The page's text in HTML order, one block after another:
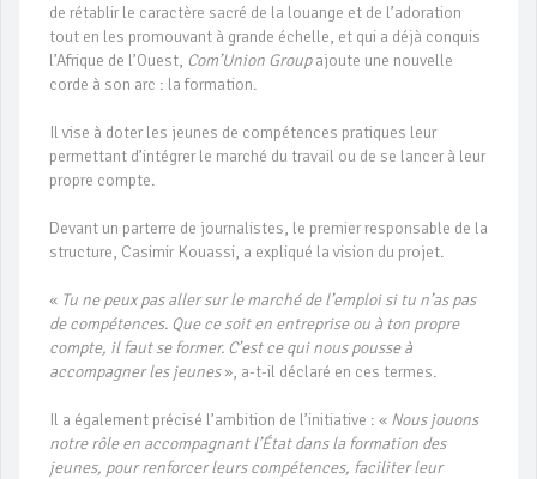
de rétablir le caractère sacré de la louange et de l’adoration
tout en les promouvant à grande échelle, et qui a déjà conquis
l’Afrique de l’Ouest, Com’Union Groupajoute une nouvelle
corde à son arc : la formation.
Il vise à doter les jeunes de compétences pratiques leur
permettant d’intégrer le marché du travail ou de se lancer à leur
propre compte.
Devant un parterre de journalistes, le premier responsable de la
structure, Casimir Kouassi, a expliqué la vision du projet.
« Tu ne peux pas aller sur le marché de l’emploi si tu n’as pas
de compétences. Que ce soit en entreprise ou à ton propre
compte, il faut se former. C’est ce qui nous pousse à
accompagner les jeunes», a-t-il déclaré en ces termes.
Il a également précisé l’ambition de l’initiative : « Nous jouons
notre rôle en accompagnant l’État dans la formation des
jeunes, pour renforcer leurs compétences, faciliter leur